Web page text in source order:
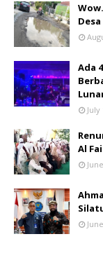
Ada
July
Al